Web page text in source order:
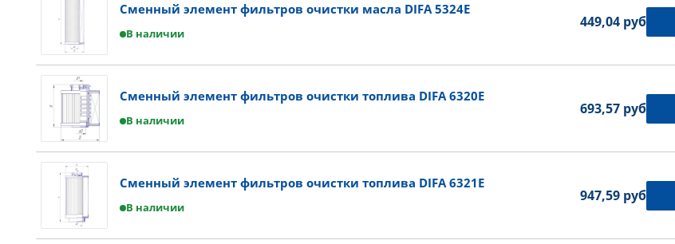
Сменный элемент фильтров очистки масла DIFA 5324E
В наличии
449,04 руб.
Сменный элемент фильтров очистки топлива DIFA 6320E
В наличии
693,57 руб.
Сменный элемент фильтров очистки топлива DIFA 6321E
В наличии
947,59 руб.